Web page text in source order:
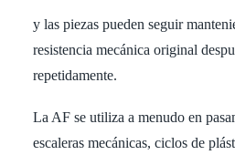
y las piezas pueden seguir
resistencia mecánica original
repetidamente.
La AF se utiliza a menudo en
escaleras mecánicas, ciclos de